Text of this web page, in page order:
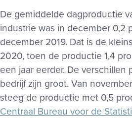
De gemiddelde dagproductie
industrie was in december 0,2
december 2019. Dat is de
2020, toen de productie 1,4
een jaar eerder. De verschillen
bedrijf zijn groot. Van
steeg de productie met 0,5
Centraal Bureau voor de